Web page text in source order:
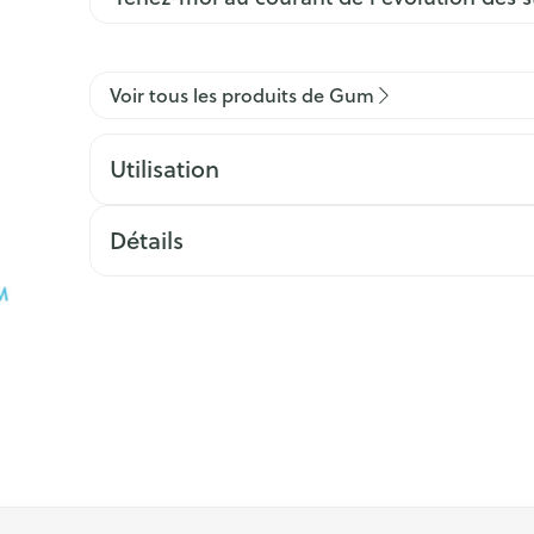
Voir tous les produits de Gum
Utilisation
Détails
en carrousel